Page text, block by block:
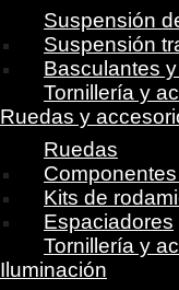
Suspensión
Suspensión
Basculantes
Tornillería y
Ruedas y
Ruedas
Componentes
Kits de
Espaciadores
Tornillería y
Iluminación